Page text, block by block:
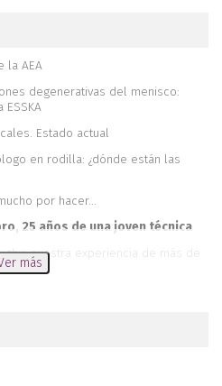
la AEA
degenerativas del menisco:
Estado actual
en rodilla: ¿dónde están las
por hacer...
25 años de una joven técnica
nuestra experiencia de más de
de la lesión de menisco
más